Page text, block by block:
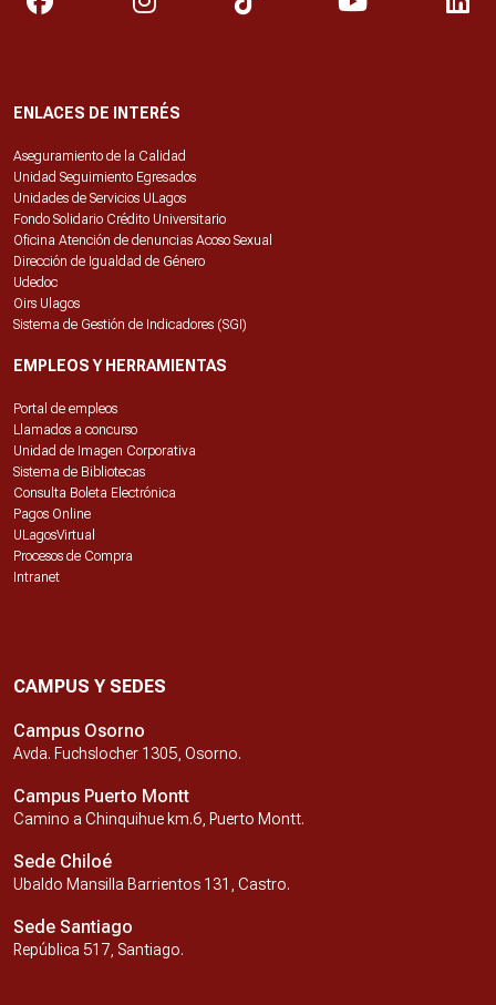
ENLACES DE INTERÉS
Aseguramiento de la Calidad
Unidad Seguimiento Egresados
Unidades de Servicios ULagos
Fondo Solidario Crédito Universitario
Oficina Atención de denuncias Acoso Sexual
Dirección de Igualdad de Género
Udedoc
Oirs Ulagos
Sistema de Gestión de Indicadores (SGI)
EMPLEOS Y HERRAMIENTAS
Portal de empleos
Llamados a concurso
Unidad de Imagen Corporativa
Sistema de Bibliotecas
Consulta Boleta Electrónica
Pagos Online
ULagosVirtual
Procesos de Compra
Intranet
CAMPUS Y SEDES
Campus Osorno
Avda. Fuchslocher 1305, Osorno.
Campus Puerto Montt
Camino a Chinquihue km.6, Puerto Montt.
Sede Chiloé
Ubaldo Mansilla Barrientos 131, Castro.
Sede Santiago
República 517, Santiago.